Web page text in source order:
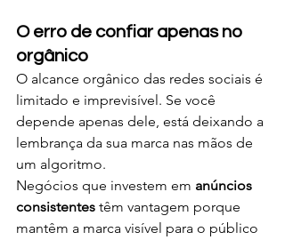
O erro de confiar apenas no
orgânico
O alcance orgânico das redes sociais é
limitado e imprevisível. Se você
depende apenas dele, está deixando a
lembrança da sua marca nas mãos de
um algoritmo.
Negócios que investem em anúncios
consistentes têm vantagem porque
mantêm a marca visível para o público